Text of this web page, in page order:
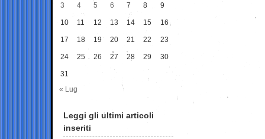
3 4 5 6 7 8 9
10 11 12 13 14 15 16
17 18 19 20 21 22 23
24 25 26 27 28 29 30
31
« Lug
Leggi gli ultimi articoli
inseriti